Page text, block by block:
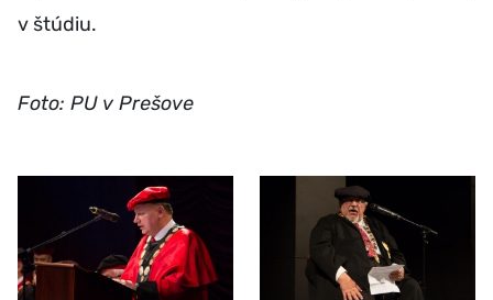
v štúdiu.
Foto: PU v Prešove